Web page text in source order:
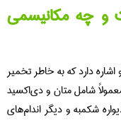
و چه مکانیسمی
دارد که به خاطر تخمیر
شامل متان و دی‌اکسید
شکمبه و دیگر اندام‌های